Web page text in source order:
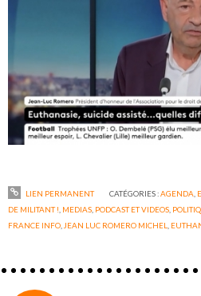
LIEN PERMANENT CATÉGORIES :AGENDA
DE MILITANT ! MEDIAS PODCAST ET VIDEOS
FRANCE INFO JEAN LUC ROMERO MICHEL